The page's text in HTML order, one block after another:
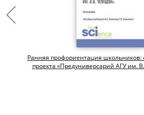
Ранняя профориентация школьников:
проекта «Предуниверсарий АГУ им.